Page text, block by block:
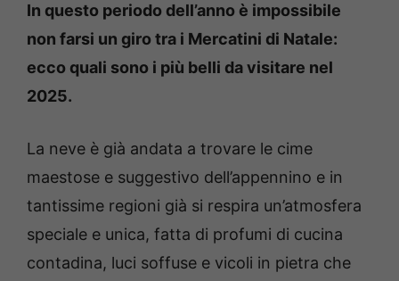
In questo periodo dell’anno è impossibile
non farsi un giro tra i Mercatini di Natale:
ecco quali sono i più belli da visitare nel
2025.
La neve è già andata a trovare le cime
maestose e suggestivo dell’appennino e in
tantissime regioni già si respira un’atmosfera
speciale e unica, fatta di profumi di cucina
contadina, luci soffuse e vicoli in pietra che